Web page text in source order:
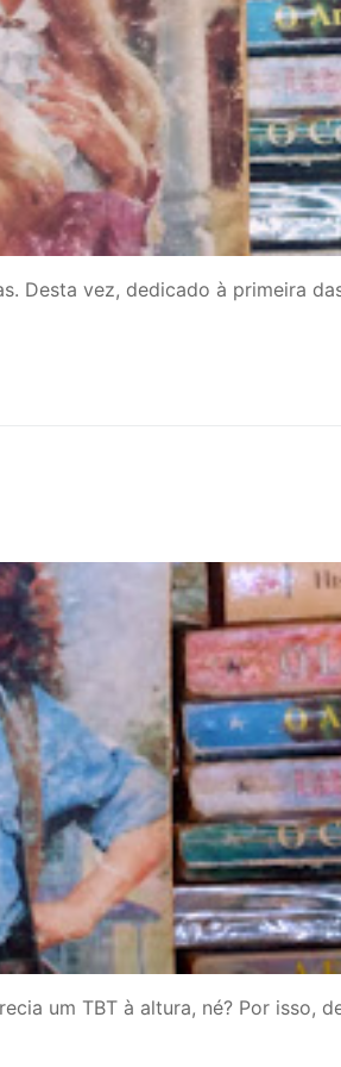
Desta vez, dedicado à primeira
um TBT à altura, né? Por isso,